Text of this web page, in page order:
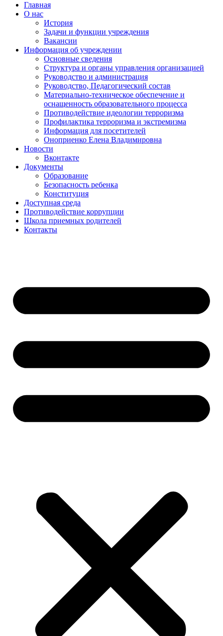
Главная
О нас
История
Задачи и функции учреждения
Вакансии
Информация об учреждении
Основные сведения
Структура и органы управления организацией
Руководство и администрация
Руководство, Педагогический состав
Материально-техническое обеспечение и
оснащенность образовательного процесса
Противодействие идеологии терроризма
Профилактика терроризма и экстремизма
Информация для посетителей
Оноприенко Елена Владимировна
Новости
Вконтакте
Документы
Образование
Безопасность ребенка
Конституция
Доступная среда
Противодействие коррупции
Школа приемных родителей
Контакты